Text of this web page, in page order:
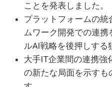
ことを発表しました。
プラットフォームの
ムワーク開発での連携
ルAI戦略を後押しする
大手IT企業間の連携強
の新たな局面を示すも